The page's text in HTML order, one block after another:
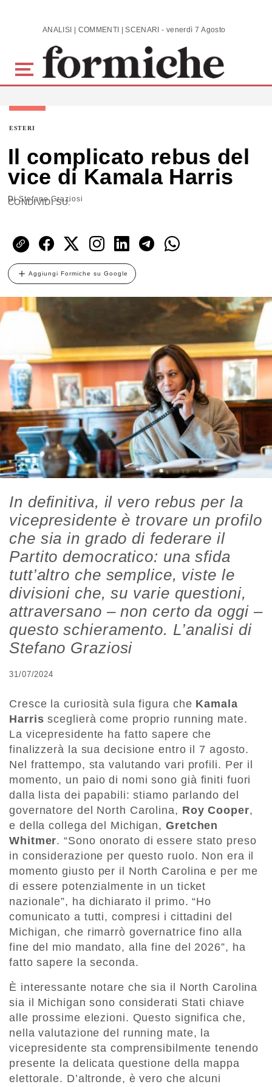
Skip to main content ANALISI | COMMENTI | SCENARI - venerdì 7 Agosto 2026
ESTERI
Il complicato rebus del
vice di Kamala Harris
DiStefano Graziosi
CONDIVIDI SU:
Aggiungi Formiche su Google
In definitiva, il vero rebus per la
vicepresidente è trovare un profilo
che sia in grado di federare il
Partito democratico: una sfida
tutt’altro che semplice, viste le
divisioni che, su varie questioni,
attraversano – non certo da oggi –
questo schieramento. L’analisi di
Stefano Graziosi
31/07/2024
Cresce la curiosità sula figura che Kamala
Harris sceglierà come proprio running mate.
La vicepresidente ha fatto sapere che
finalizzerà la sua decisione entro il 7 agosto.
Nel frattempo, sta valutando vari profili. Per il
momento, un paio di nomi sono già finiti fuori
dalla lista dei papabili: stiamo parlando del
governatore del North Carolina, Roy Cooper,
e della collega del Michigan, Gretchen
Whitmer. “Sono onorato di essere stato preso
in considerazione per questo ruolo. Non era il
momento giusto per il North Carolina e per me
di essere potenzialmente in un ticket
nazionale”, ha dichiarato il primo. “Ho
comunicato a tutti, compresi i cittadini del
Michigan, che rimarrò governatrice fino alla
fine del mio mandato, alla fine del 2026”, ha
fatto sapere la seconda.
È interessante notare che sia il North Carolina
sia il Michigan sono considerati Stati chiave
alle prossime elezioni. Questo significa che,
nella valutazione del running mate, la
vicepresidente sta comprensibilmente tenendo
presente la delicata questione della mappa
elettorale. D’altronde, è vero che alcuni